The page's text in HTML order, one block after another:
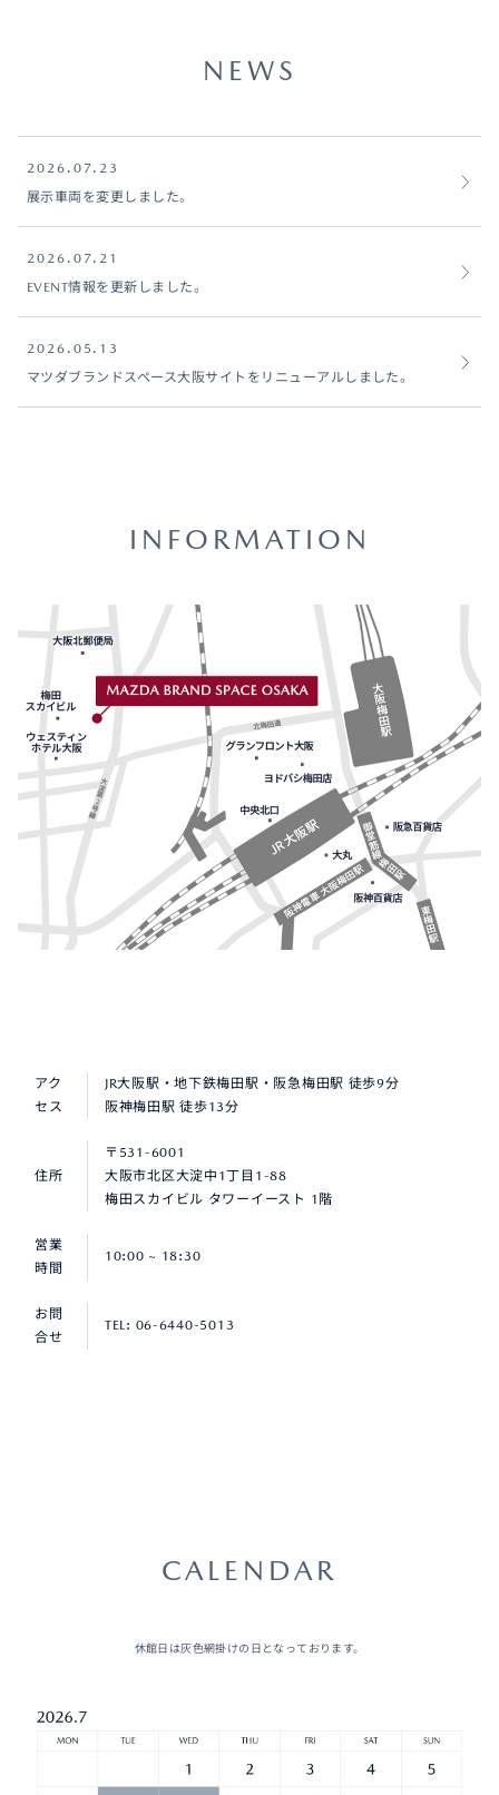
NEWS
2026.07.23
展示車両を変更しました。
2026.07.21
EVENT情報を更新しました。
2026.05.13
マツダブランドスペース大阪サイトをリニューアルしました。
INFORMATION
アク
セス
JR大阪駅・地下鉄梅田駅・阪急梅田駅 徒歩9分
阪神梅田駅 徒歩13分
住所
〒531-6001
大阪市北区大淀中1丁目1-88
梅田スカイビル タワーイースト 1階
営業
時間
10:00 ~ 18:30
お問
合せ
TEL: 06-6440-5013
CALENDAR
休館日は灰色網掛けの日となっております。